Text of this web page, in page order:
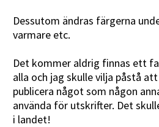
Dessutom ändras färgerna
varmare etc.
Det kommer aldrig finnas ett
alla och jag skulle vilja påstå
publicera något som någon
använda för utskrifter. Det
i landet!